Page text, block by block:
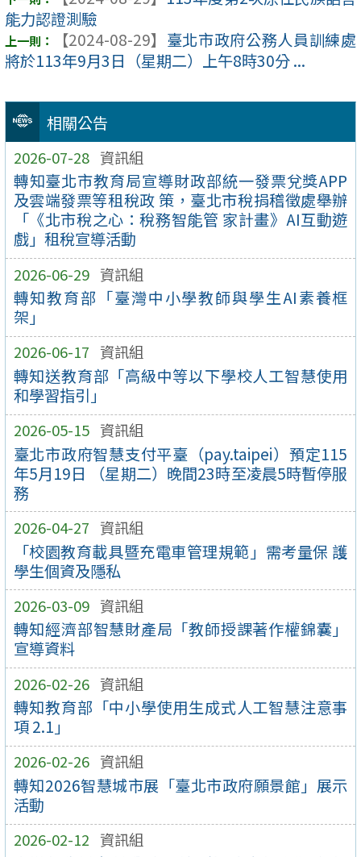
相關公告
2026-07-28 資訊組
轉知臺北市教育局宣導財政部統一發票兌獎APP
及雲端發票等租稅政 策，臺北市稅捐稽徵處舉辦
「《北市稅之心：稅務智能管 家計畫》AI互動遊
戲」租稅宣導活動
2026-06-29 資訊組
轉知教育部「臺灣中小學教師與學生AI素養框
架」
2026-06-17 資訊組
轉知送教育部「高級中等以下學校人工智慧使用
和學習指引」
2026-05-15 資訊組
臺北市政府智慧支付平臺（pay.taipei）預定115
年5月19日 （星期二）晚間23時至凌晨5時暫停服
務
2026-04-27 資訊組
「校園教育載具暨充電車管理規範」需考量保 護
學生個資及隱私
2026-03-09 資訊組
轉知經濟部智慧財產局「教師授課著作權錦囊」
宣導資料
2026-02-26 資訊組
轉知教育部「中小學使用生成式人工智慧注意事
項 2.1」
2026-02-26 資訊組
轉知2026智慧城市展「臺北市政府願景館」展示
活動
2026-02-12 資訊組
能力認證測驗
【2024-08-29】 臺北市政府公務人員訓練處
將於113年9月3日（星期二）上午8時30分 ...